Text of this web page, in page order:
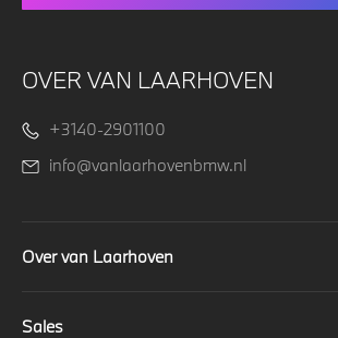
OVER VAN LAARHOVEN
+3140-2901100
info@vanlaarhovenbmw.nl
Over van Laarhoven
Sales